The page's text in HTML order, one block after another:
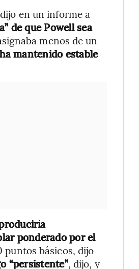
en un informe a
de que Powell sea
menos de un
mantenido estable
ponderado por el
puntos básicos, dijo
“persistente”, dijo, y